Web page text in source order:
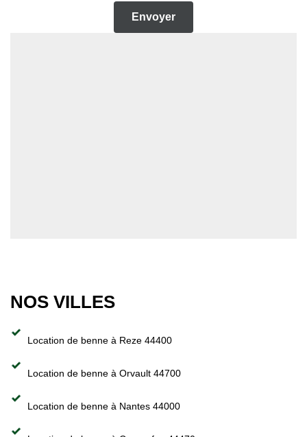
NOS VILLES
Location de benne à Reze 44400
Location de benne à Orvault 44700
Location de benne à Nantes 44000